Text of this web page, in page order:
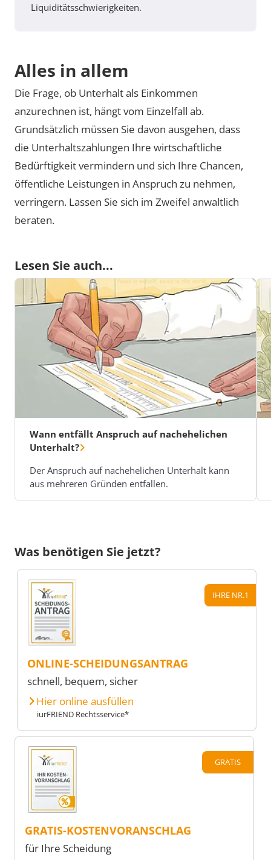
Liquiditätsschwierigkeiten.
Alles in allem
Die Frage, ob Unterhalt als Einkommen
anzurechnen ist, hängt vom Einzelfall ab.
Grundsätzlich müssen Sie davon ausgehen, dass
die Unterhaltszahlungen Ihre wirtschaftliche
Bedürftigkeit vermindern und sich Ihre Chancen,
öffentliche Leistungen in Anspruch zu nehmen,
verringern. Lassen Sie sich im Zweifel anwaltlich
beraten.
Lesen Sie auch...
Wann entfällt Anspruch auf nachehelichen
Unterhalt?
Der Anspruch auf nachehelichen Unterhalt kann
aus mehreren Gründen entfallen.
Was benötigen Sie jetzt?
IHRE NR.1
ONLINE-SCHEIDUNGSANTRAG
schnell, bequem, sicher
Hier online ausfüllen
iurFRIEND Rechtsservice*
GRATIS
GRATIS-KOSTENVORANSCHLAG
für Ihre Scheidung